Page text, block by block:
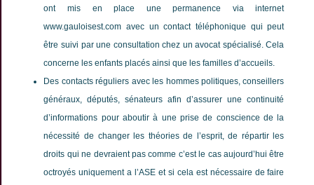
ont mis en place une permanence via internet
www.gauloisest.com avec un contact téléphonique qui peut
être suivi par une consultation chez un avocat spécialisé. Cela
concerne les enfants placés ainsi que les familles d’accueils.
Des contacts réguliers avec les hommes politiques, conseillers
généraux, députés, sénateurs afin d’assurer une continuité
d’informations pour aboutir à une prise de conscience de la
nécessité de changer les théories de l’esprit, de répartir les
droits qui ne devraient pas comme c’est le cas aujourd’hui être
octroyés uniquement a l’ASE et si cela est nécessaire de faire